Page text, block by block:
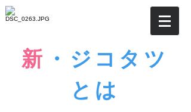
新 ・ジコタツ
とは